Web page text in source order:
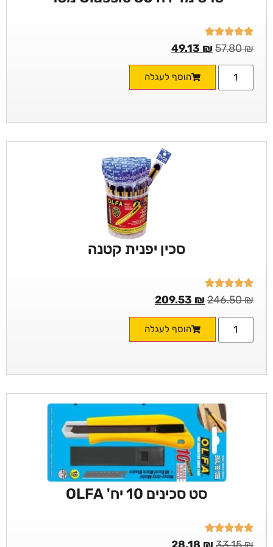
57.80₪
49.13 ₪
הוסף לעגלה
סכין יפנית קטנה
246.50₪
209.53 ₪
הוסף לעגלה
סט סכינים 10 יח' OLFA
33.15₪
28.18 ₪